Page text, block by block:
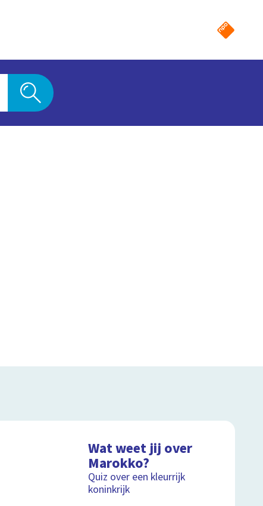
Wat weet jij over
Marokko?
Quiz over een kleurrijk
koninkrijk